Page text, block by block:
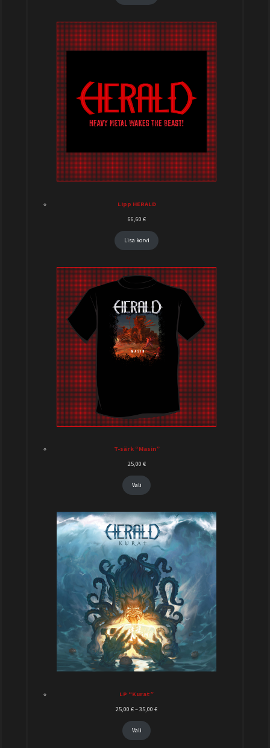
Lipp HERALD
66,60 €
Lisa korvi
T-särk “Masin”
25,00 €
Vali
LP “Kurat”
25,00 €–35,00 €
Vali